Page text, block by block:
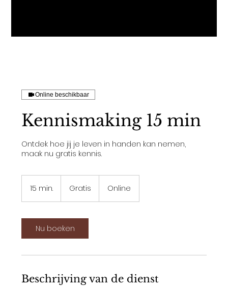
Online beschikbaar
Kennismaking 15 min
Ontdek hoe jij je leven in handen kan nemen,
maak nu gratis kennis.
15 min.
i
n
.
Gratis Online
Nu boeken
Beschrijving van de dienst